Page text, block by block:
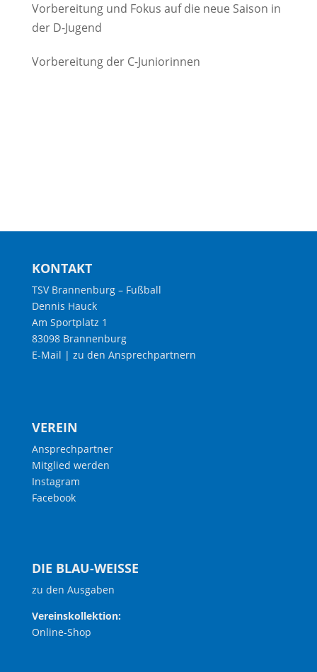
Vorbereitung und Fokus auf die neue Saison in
der D-Jugend
Vorbereitung der C-Juniorinnen
KONTAKT
TSV Brannenburg – Fußball
Dennis Hauck
Am Sportplatz 1
83098 Brannenburg
E-Mail | zu den Ansprechpartnern
VEREIN
Ansprechpartner
Mitglied werden
Instagram
Facebook
DIE BLAU-WEISSE
zu den Ausgaben
Vereinskollektion:
Online-Shop